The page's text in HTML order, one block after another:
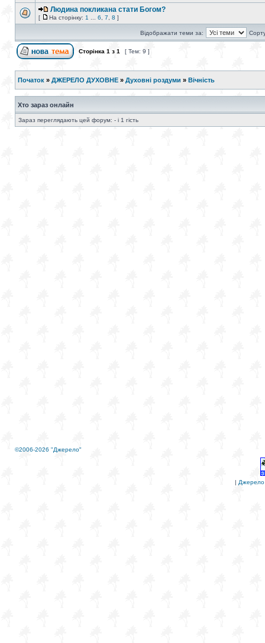
Людина покликана стати Богом?
[ На сторінку: 1 6 7 8 ]
Відображати теми за:
Сторінка 1 з 1 [ Тем: 9 ]
Початок » ДЖЕРЕЛО ДУХОВНЕ » Духовні роздуми » Вічність
Хто зараз онлайн
Зараз переглядають цей форум: - і 1 гість
©2006-2026 "Джерело"
| Джерело